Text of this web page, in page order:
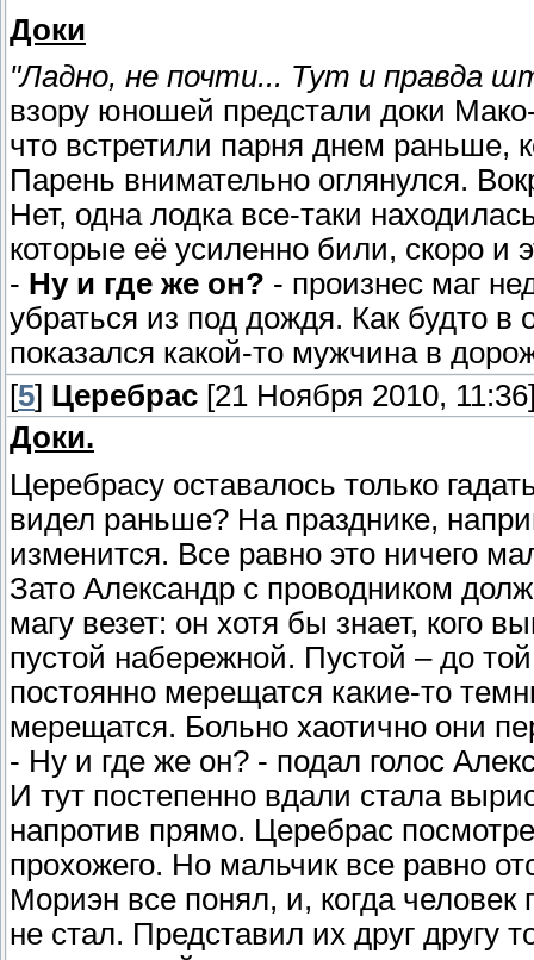
Доки
"Ладно, не почти... Тут и правда
взору юношей предстали доки
что встретили парня днем раньше,
Парень внимательно оглянулся.
Нет, одна лодка все-таки
которые её усиленно били, скоро и
- Ну и где же он? - произнес маг
убраться из под дождя. Как будто в
показался какой-то мужчина в
[5] Церебрас [21 Ноября 2010,
Доки.
Церебрасу оставалось только
видел раньше? На празднике,
изменится. Все равно это ничего
Зато Александр с проводником
магу везет: он хотя бы знает, кого
пустой набережной. Пустой – до
постоянно мерещатся какие-то
мерещатся. Больно хаотично они
- Ну и где же он? - подал голос
И тут постепенно вдали стала
напротив прямо. Церебрас
прохожего. Но мальчик все равно
Мориэн все понял, и, когда человек
не стал. Представил их друг другу